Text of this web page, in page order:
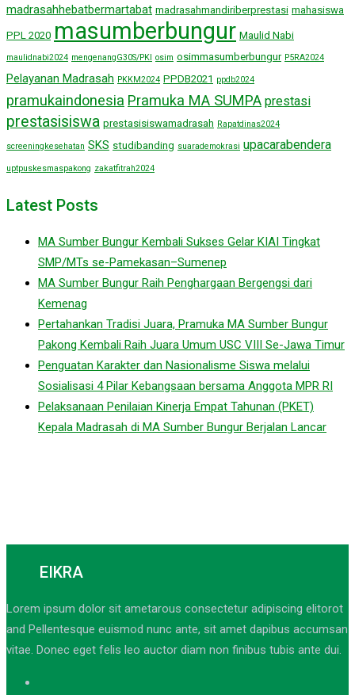
madrasahhebatbermartabat madrasahmandiriberprestasi mahasiswa
PPL 2020 masumberbungur Maulid Nabi
maulidnabi2024 mengenangG30S/PKI osim osimmasumberbungur P5RA2024
Pelayanan Madrasah PKKM2024 PPDB2021 ppdb2024
pramukaindonesia Pramuka MA SUMPA prestasi
prestasisiswa prestasisiswamadrasah Rapatdinas2024
screeningkesehatan SKS studibanding suarademokrasi upacarabendera
uptpuskesmaspakong zakatfitrah2024
Latest Posts
MA Sumber Bungur Kembali Sukses Gelar KIAI Tingkat
SMP/MTs se-Pamekasan–Sumenep
MA Sumber Bungur Raih Penghargaan Bergengsi dari
Kemenag
Pertahankan Tradisi Juara, Pramuka MA Sumber Bungur
Pakong Kembali Raih Juara Umum USC VIII Se-Jawa Timur
Penguatan Karakter dan Nasionalisme Siswa melalui
Sosialisasi 4 Pilar Kebangsaan bersama Anggota MPR RI
Pelaksanaan Penilaian Kinerja Empat Tahunan (PKET)
Kepala Madrasah di MA Sumber Bungur Berjalan Lancar
EIKRA
Lorem ipsum dolor sit ametarous consectetur adipiscing elitorot
and Pellentesque euismod nunc ante, sit amet dapibus accumsan
vitae. Donec eget felis leo auctor diam non finibus tubis ante dui.